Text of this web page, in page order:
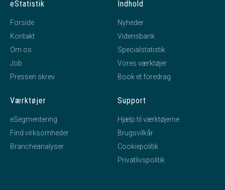
eStatistik
Forside
Kontakt
Om os
Job
Pressen skrev
Indhold
Nyheder
Vidensbank
Specialstatistik
Vores værktøjer
Book et foredrag
Værktøjer
eSegmentering
Find virksomheder
Brancheanalyser
Support
Hjælp til værktøjerne
Brugsvilkår
Cookiepolitik
Privatlivspolitik